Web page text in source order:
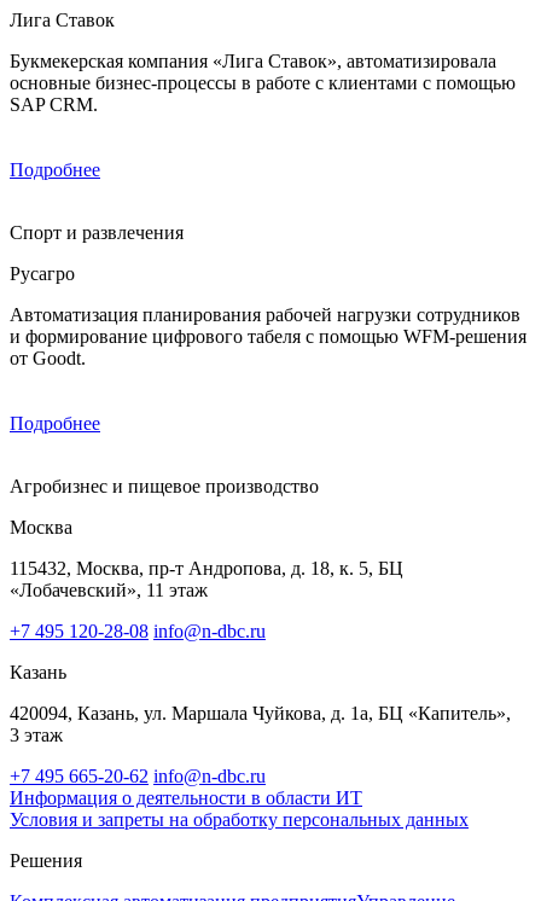
Лига Ставок
Букмекерская компания «Лига Ставок», автоматизировала
основные бизнес-процессы в работе с клиентами с помощью
SAP CRM.
Подробнее
Спорт и развлечения
Русагро
Автоматизация планирования рабочей нагрузки сотрудников
и формирование цифрового табеля с помощью WFM-решения
от Goodt.
Подробнее
Агробизнес и пищевое производство
Москва
115432, Москва, пр-т Андропова, д. 18, к. 5, БЦ
«Лобачевский», 11 этаж
+7 495 120-28-08 info@n-dbc.ru
Казань
420094, Казань, ул. Маршала Чуйкова, д. 1а, БЦ «Капитель»,
3 этаж
+7 495 665-20-62 info@n-dbc.ru
Информация о деятельности в области ИТ
Условия и запреты на обработку персональных данных
Решения